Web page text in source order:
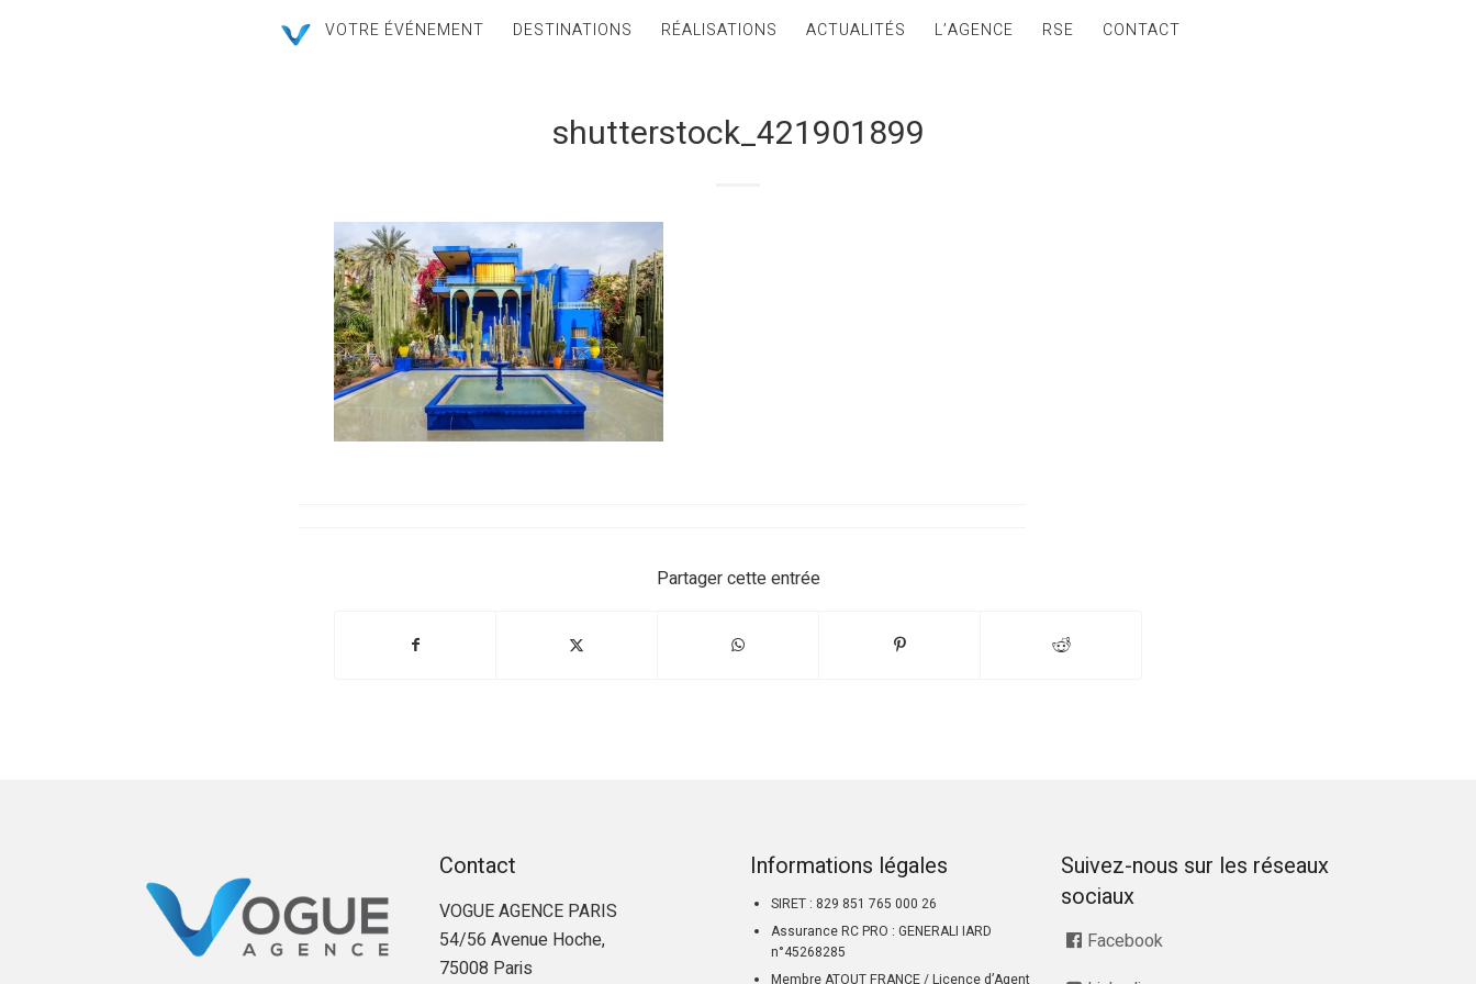
VOTRE ÉVÉNEMENT DESTINATIONS RÉALISATIONS ACTUALITÉS L’AGENCE RSE CONTACT
shutterstock_421901899
Partager cette entrée
Contact
VOGUE AGENCE PARIS
54/56 Avenue Hoche,
75008 Paris
Informations légales
SIRET : 829 851 765 000 26
Assurance RC PRO : GENERALI IARD
n°45268285
Membre ATOUT FRANCE / Licence d’Agent
Suivez-nous sur les réseaux
sociaux
Facebook